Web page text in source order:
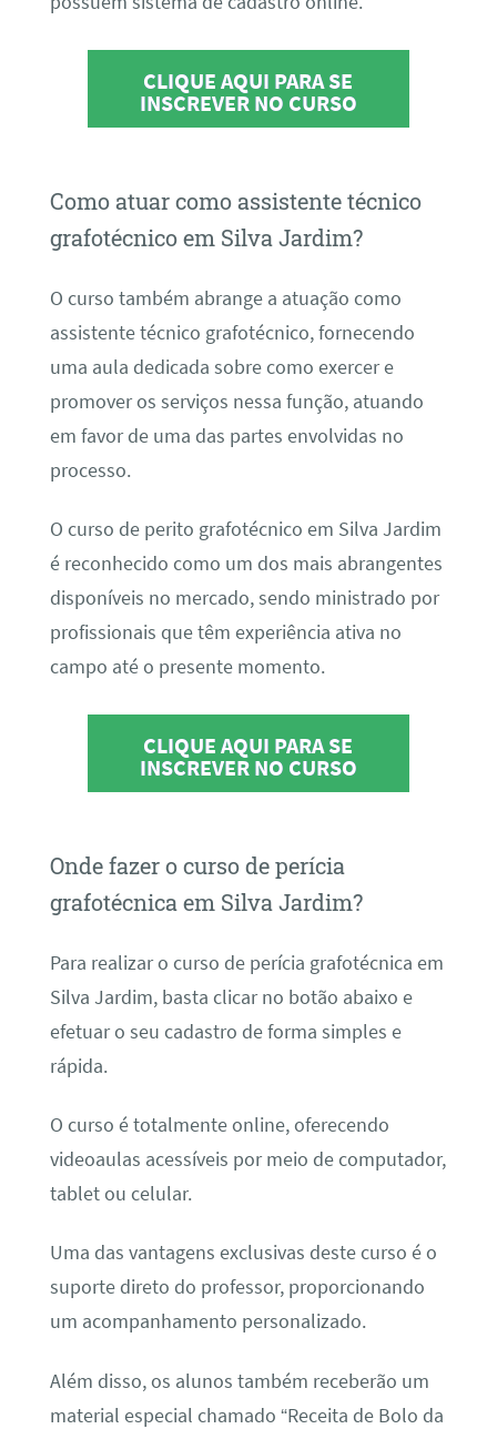
CLIQUE AQUI PARA SE
INSCREVER NO CURSO
Como atuar como assistente técnico
grafotécnico em Silva Jardim?
O curso também abrange a atuação como
assistente técnico grafotécnico, fornecendo
uma aula dedicada sobre como exercer e
promover os serviços nessa função, atuando
em favor de uma das partes envolvidas no
processo.
O curso de perito grafotécnico em Silva Jardim
é reconhecido como um dos mais abrangentes
disponíveis no mercado, sendo ministrado por
profissionais que têm experiência ativa no
campo até o presente momento.
CLIQUE AQUI PARA SE
INSCREVER NO CURSO
Onde fazer o curso de perícia
grafotécnica em Silva Jardim?
Para realizar o curso de perícia grafotécnica em
Silva Jardim, basta clicar no botão abaixo e
efetuar o seu cadastro de forma simples e
rápida.
O curso é totalmente online, oferecendo
videoaulas acessíveis por meio de computador,
tablet ou celular.
Uma das vantagens exclusivas deste curso é o
suporte direto do professor, proporcionando
um acompanhamento personalizado.
Além disso, os alunos também receberão um
material especial chamado “Receita de Bolo da